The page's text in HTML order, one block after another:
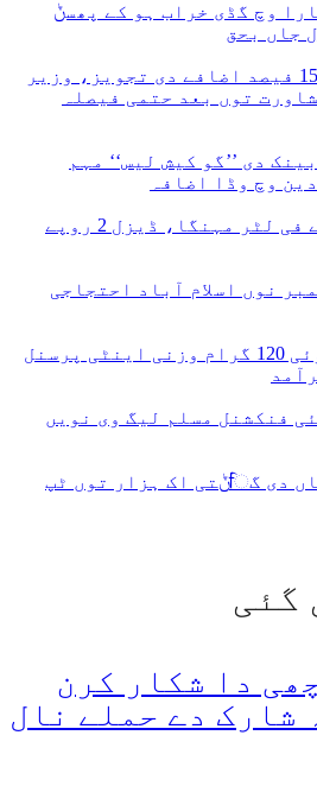
وچ گڈی خراب ہو کے پھسݨ
تنخواہواں وچ 10 توں 15 فیصد اضافے دی تجویز، وزیر
توں بعد حتمی فیصلہ
دی ’’گو کیش لیس‘‘ مہم
وچ وڈا اضافہ
پیٹرول 4 روپے 45 پیسے فی لٹر مہنگا، ڈیزل 2 روپے
آفریدی دا 27 ستمبر نوں اسلام آباد احتجاجی
ظفروال: انڈین بنی ہوئی 120 گرام وزنی اینٹی پرسنل
فنکشنل مسلم لیگ وی نویں
خسرہ، پنجاب وچ روگیاں دی گਿݨتی اک ہزار توں ٹپ
گئی
دا شکار کرن
شارک دے حملے نال